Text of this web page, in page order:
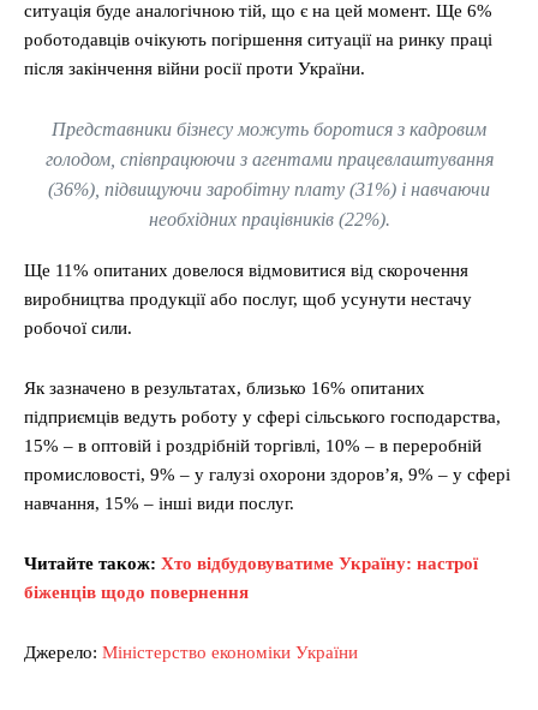
ситуація буде аналогічною тій, що є на цей момент. Ще 6%
роботодавців очікують погіршення ситуації на ринку праці
після закінчення війни росії проти України.
Представники бізнесу можуть боротися з кадровим
голодом, співпрацюючи з агентами працевлаштування
(36%), підвищуючи заробітну плату (31%) і навчаючи
необхідних працівників (22%).
Ще 11% опитаних довелося відмовитися від скорочення
виробництва продукції або послуг, щоб усунути нестачу
робочої сили.
Як зазначено в результатах, близько 16% опитаних
підприємців ведуть роботу у сфері сільського господарства,
15% – в оптовій і роздрібній торгівлі, 10% – в переробній
промисловості, 9% – у галузі охорони здоров’я, 9% – у сфері
навчання, 15% – інші види послуг.
Читайте також: Хто відбудовуватиме Україну: настрої
біженців щодо повернення
Джерело: Міністерство економіки України